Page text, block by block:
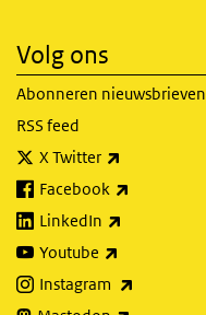
Volg ons
Abonneren nieuwsbrieven
RSS feed
X Twitter
Facebook
LinkedIn
Youtube
Instagram